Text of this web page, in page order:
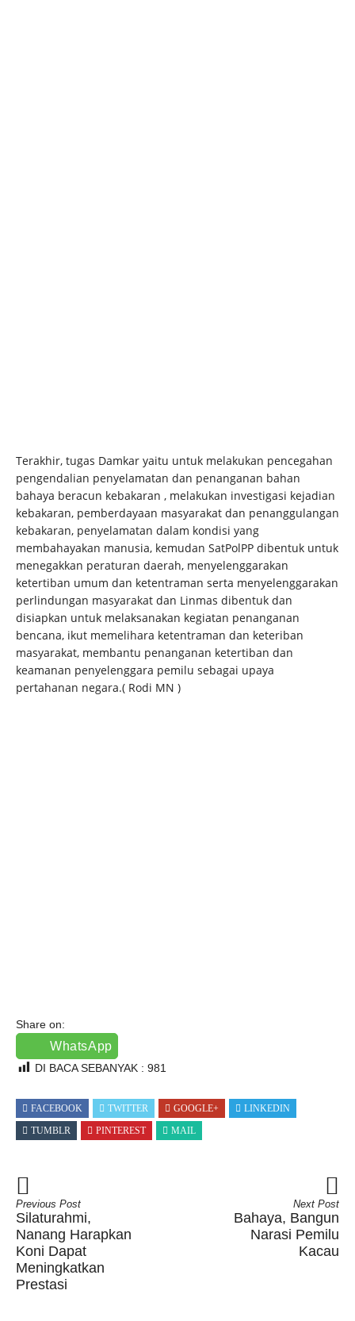
Terakhir, tugas Damkar yaitu untuk melakukan pencegahan
pengendalian penyelamatan dan penanganan bahan
bahaya beracun kebakaran , melakukan investigasi kejadian
kebakaran, pemberdayaan masyarakat dan penanggulangan
kebakaran, penyelamatan dalam kondisi yang
membahayakan manusia, kemudan SatPolPP dibentuk untuk
menegakkan peraturan daerah, menyelenggarakan
ketertiban umum dan ketentraman serta menyelenggarakan
perlindungan masyarakat dan Linmas dibentuk dan
disiapkan untuk melaksanakan kegiatan penanganan
bencana, ikut memelihara ketentraman dan keteriban
masyarakat, membantu penanganan ketertiban dan
keamanan penyelenggara pemilu sebagai upaya
pertahanan negara.( Rodi MN )
Share on:
WhatsApp
DI BACA SEBANYAK : 981
FACEBOOK TWITTER GOOGLE+
LINKEDIN
TUMBLR
PINTEREST MAIL
Previous Post
Silaturahmi,
Nanang Harapkan
Koni Dapat
Meningkatkan
Prestasi
Next Post
Bahaya, Bangun
Narasi Pemilu
Kacau